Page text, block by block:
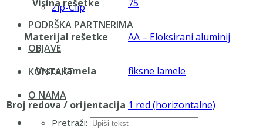
Zip-Clip
PODRŠKA PARTNERIMA
OBJAVE
KONTAKT
O NAMA
Pretraži:
Visina rešetke 75
Materijal rešetke AA – Eloksirani aluminij
Vrsta lamela fiksne lamele
Broj redova / orijentacija 1 red (horizontalne)